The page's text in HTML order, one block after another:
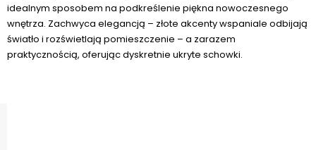
idealnym sposobem na podkreślenie piękna nowoczesnego
wnętrza. Zachwyca elegancją – złote akcenty wspaniale odbijają
światło i rozświetlają pomieszczenie – a zarazem
praktycznością, oferując dyskretnie ukryte schowki.